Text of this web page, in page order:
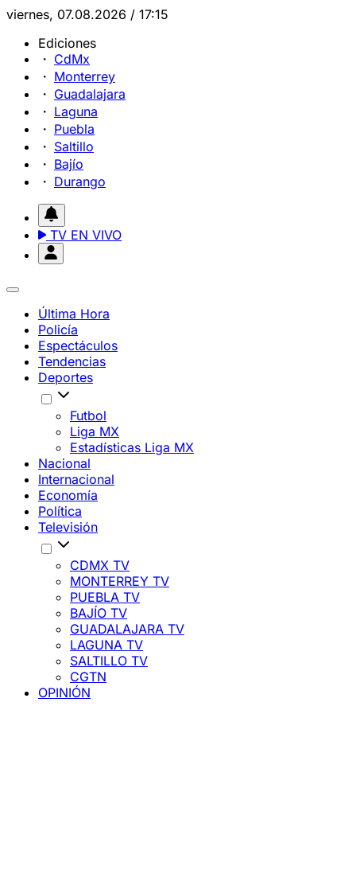
viernes, 07.08.2026 / 17:15
Ediciones
CdMx
Monterrey
Guadalajara
Laguna
Puebla
Saltillo
Bajío
Durango
TV EN VIVO
Última Hora
Policía
Espectáculos
Tendencias
Deportes
Futbol
Liga MX
Estadísticas Liga MX
Nacional
Internacional
Economía
Política
Televisión
CDMX TV
MONTERREY TV
PUEBLA TV
BAJÍO TV
GUADALAJARA TV
LAGUNA TV
SALTILLO TV
CGTN
OPINIÓN